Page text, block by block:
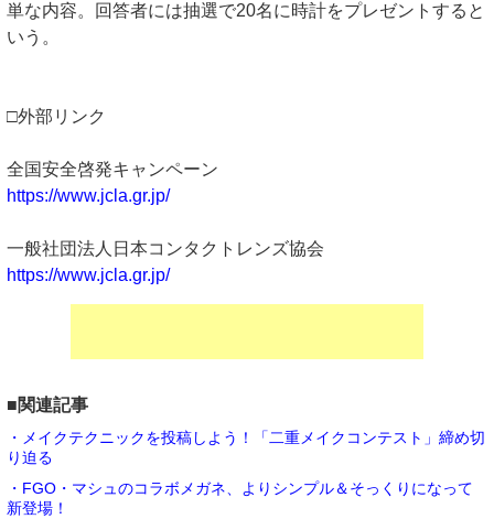
単な内容。回答者には抽選で20名に時計をプレゼントすると
いう。
□外部リンク
全国安全啓発キャンペーン
https://www.jcla.gr.jp/
一般社団法人日本コンタクトレンズ協会
https://www.jcla.gr.jp/
■関連記事
・メイクテクニックを投稿しよう！「二重メイクコンテスト」締め切
り迫る
・FGO・マシュのコラボメガネ、よりシンプル＆そっくりになって
新登場！